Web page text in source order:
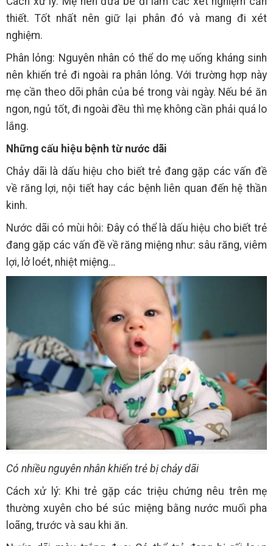
thiết. Tốt nhất nên giữ lại phân đó và mang đi xét
nghiệm.
Phân lỏng: Nguyên nhân có thể do mẹ uống kháng sinh
nên khiến trẻ đi ngoài ra phân lỏng. Với trường hợp này
mẹ cần theo dõi phân của bé trong vài ngày. Nếu bé ăn
ngon, ngủ tốt, đi ngoài đều thì mẹ không cần phải quá lo
lắng.
Những cấu hiệu bệnh từ nước dãi
Chảy dãi là dấu hiệu cho biết trẻ đang gặp các vấn đề
về răng lợi, nội tiết hay các bệnh liên quan đến hệ thần
kinh.
Nước dãi có mùi hôi: Đây có thể là dấu hiệu cho biết trẻ
đang gặp các vấn đề về răng miệng như: sâu răng, viêm
lợi, lở loét, nhiệt miệng…
Có nhiều nguyên nhân khiến trẻ bị chảy dãi
Cách xử lý: Khi trẻ gặp các triệu chứng nêu trên mẹ
thường xuyên cho bé súc miệng bằng nước muối pha
loãng, trước và sau khi ăn.